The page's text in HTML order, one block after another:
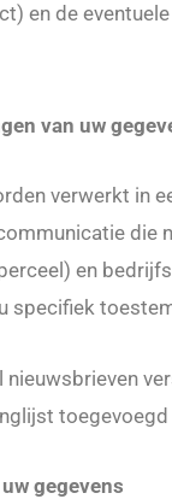
en de
van uw
verwerkt in
die
en
specifiek
nieuwsbrieven
gegevens